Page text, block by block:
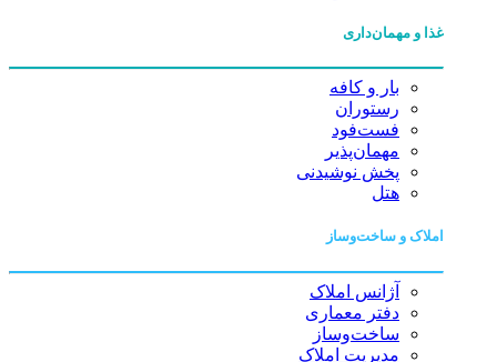
غذا و مهمان‌داری
بار و کافه
رستوران
فست‌فود
مهمان‌پذیر
پخش نوشیدنی
هتل
املاک و ساخت‌وساز
آژانس املاک
دفتر معماری
ساخت‌وساز
مدیریت املاک